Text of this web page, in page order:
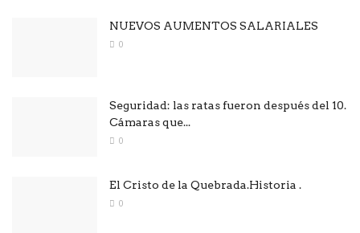
NUEVOS AUMENTOS SALARIALES
0
Seguridad: las ratas fueron después del 10.
Cámaras que...
0
El Cristo de la Quebrada.Historia .
0